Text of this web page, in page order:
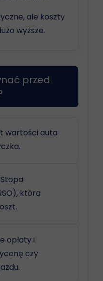
ale koszty
wyższe.
przed
wartości auta
która
opłaty i
czy